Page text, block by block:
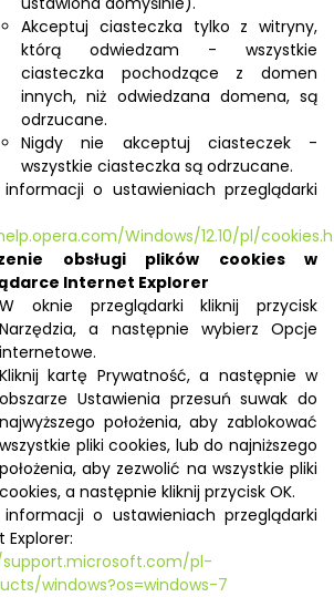
Akceptuj ciasteczka tylko z witryny,
którą odwiedzam - wszystkie
ciasteczka pochodzące z domen
innych, niż odwiedzana domena, są
odrzucane.
Nigdy nie akceptuj ciasteczek -
wszystkie ciasteczka są odrzucane.
o ustawieniach przeglądarki
Windows/12.10/pl/
obsługi plików cookies w
Internet Explorer
W oknie przeglądarki kliknij przycisk
Narzędzia, a następnie wybierz Opcje
internetowe.
Kliknij kartę Prywatność, a następnie w
obszarze Ustawienia przesuń suwak do
najwyższego położenia, aby zablokować
wszystkie pliki cookies, lub do najniższego
położenia, aby zezwolić na wszystkie pliki
cookies, a następnie kliknij przycisk OK.
o ustawieniach przeglądarki
Explorer:
pl-
windows?os=windows-7